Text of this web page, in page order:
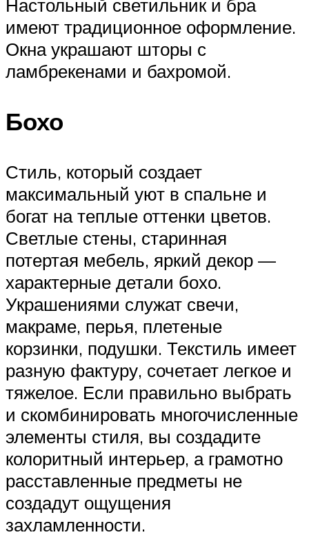
Настольный светильник и бра
имеют традиционное оформление.
Окна украшают шторы с
ламбрекенами и бахромой.
Бохо
Стиль, который создает
максимальный уют в спальне и
богат на теплые оттенки цветов.
Светлые стены, старинная
потертая мебель, яркий декор —
характерные детали бохо.
Украшениями служат свечи,
макраме, перья, плетеные
корзинки, подушки. Текстиль имеет
разную фактуру, сочетает легкое и
тяжелое. Если правильно выбрать
и скомбинировать многочисленные
элементы стиля, вы создадите
колоритный интерьер, а грамотно
расставленные предметы не
создадут ощущения
захламленности.